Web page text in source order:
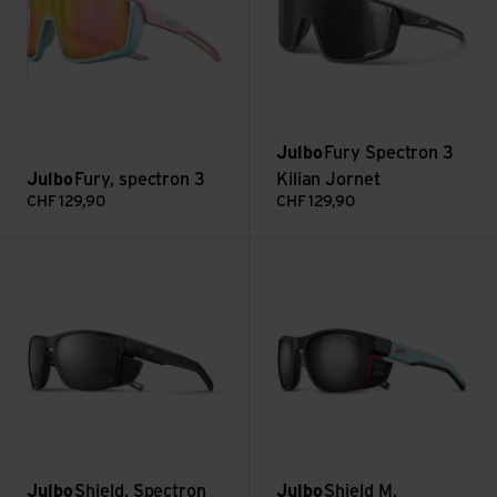
Julbo Fury, spectron 3
CHF 129,90
Julbo Fury Spectron 3
Kilian Jornet
CHF 129,90
JulboShield, Spectron
JulboShield M,